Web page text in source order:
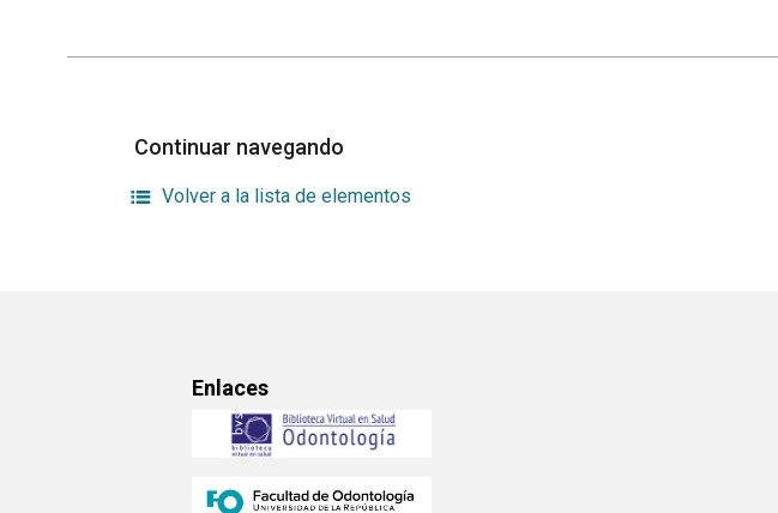
Continuar navegando
Volver a la lista de elementos
Enlaces